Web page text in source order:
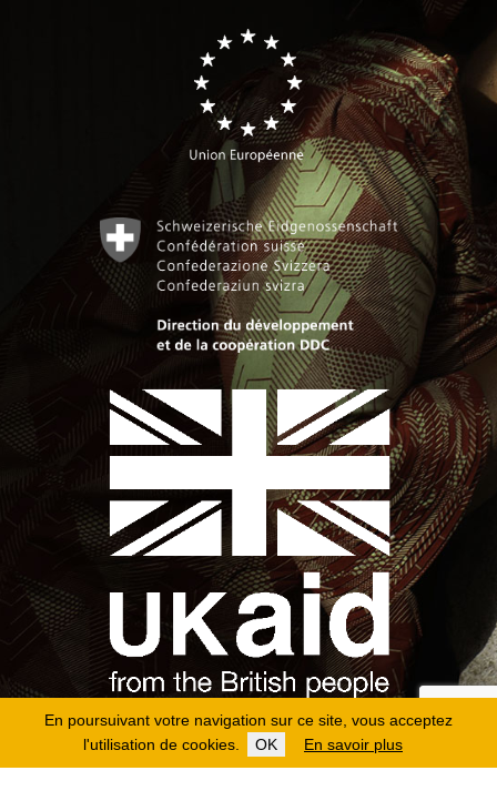
En poursuivant votre navigation sur ce site, vous acceptez
l'utilisation de cookies.
OK En savoir plus